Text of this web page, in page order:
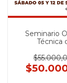
Seminario
Técnica